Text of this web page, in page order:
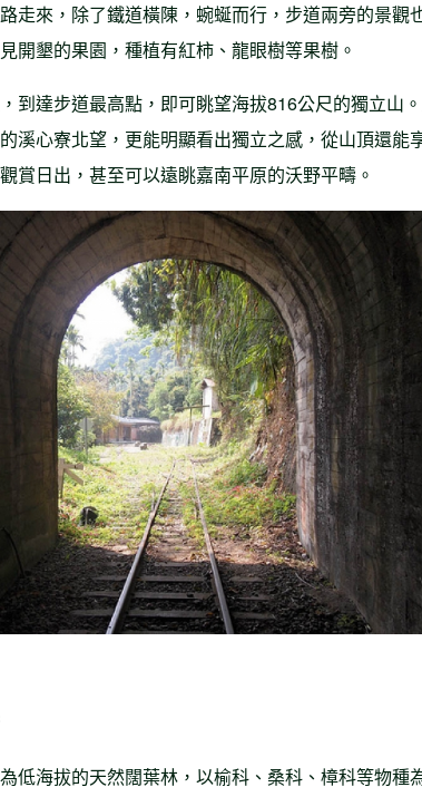
走來，除了鐵道橫陳，蜿蜒而行，步道兩旁的景觀
開墾的果園，種植有紅柿、龍眼樹等果樹。
到達步道最高點，即可眺望海拔816公尺的獨立山
溪心寮北望，更能明顯看出獨立之感，從山頂還能
賞日出，甚至可以遠眺嘉南平原的沃野平疇。
低海拔的天然闊葉林，以榆科、桑科、樟科等物種